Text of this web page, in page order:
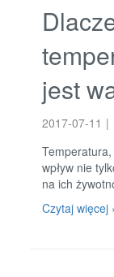
jest
2017-07-11 |
wpływ nie
na ich
Czytaj więcej